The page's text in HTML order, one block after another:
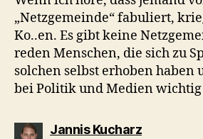
„Netzgemeinde“ fabuliert,
Ko..en. Es gibt keine
reden Menschen, die sich zu
solchen selbst erhoben haben
bei Politik und Medien
Jannis Kucharzsagt: